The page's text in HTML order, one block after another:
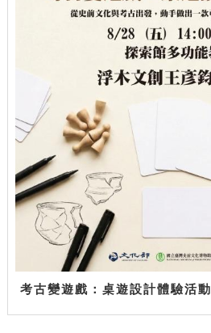
考古變遊戲：桌遊設計體驗活動